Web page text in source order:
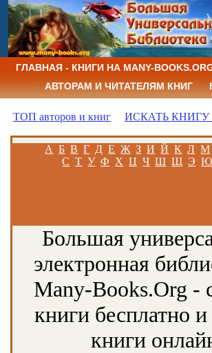
ГЛАВНАЯ - КНИГИ НА MANY-
АВТОРАМ И ЧИТАТЕЛЯМ КНИГ
ТОП авторов и книг ИСКАТЬ КНИГУ
А Б В Г Д Е Ж З И Й К Л М
С Т У Ф Х Ц Ч Ш Щ Э Ю
Большая
электронная
Many-Books.Org -
книги бесплатно и
книги